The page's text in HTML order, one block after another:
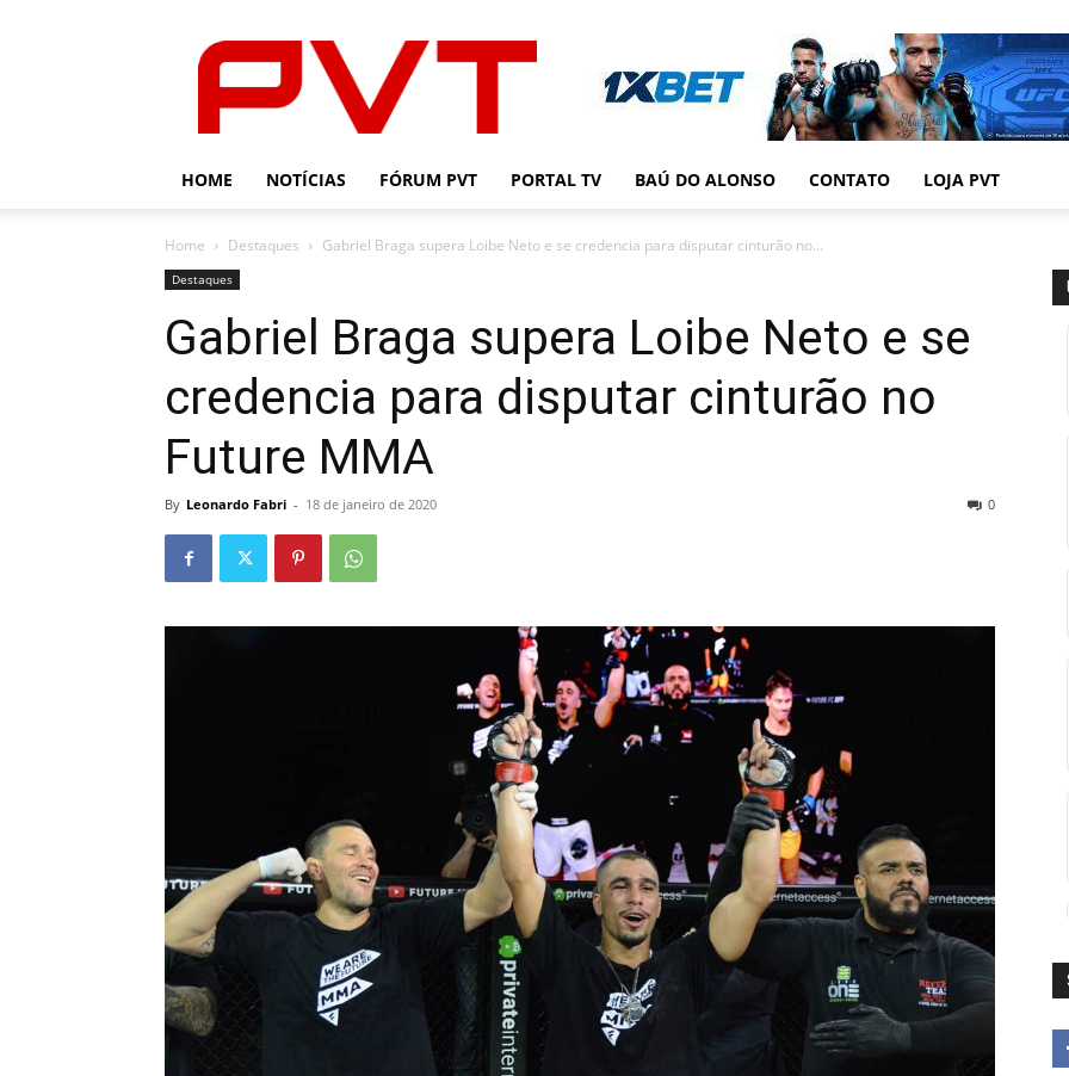
HOME NOTÍCIAS FÓRUM PVT PORTAL TV BAÚ DO ALONSO CONTATO LOJA PVT
Home Destaques Gabriel Braga supera Loibe Neto e se credencia para disputar cinturão no...
Destaques
Gabriel Braga supera Loibe Neto e se
credencia para disputar cinturão no
Future MMA
By Leonardo Fabri - 18 de janeiro de 2020 0